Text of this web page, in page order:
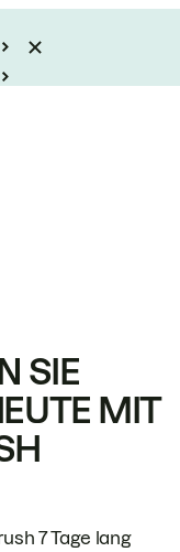
SIE
MIT
7 Tage lang